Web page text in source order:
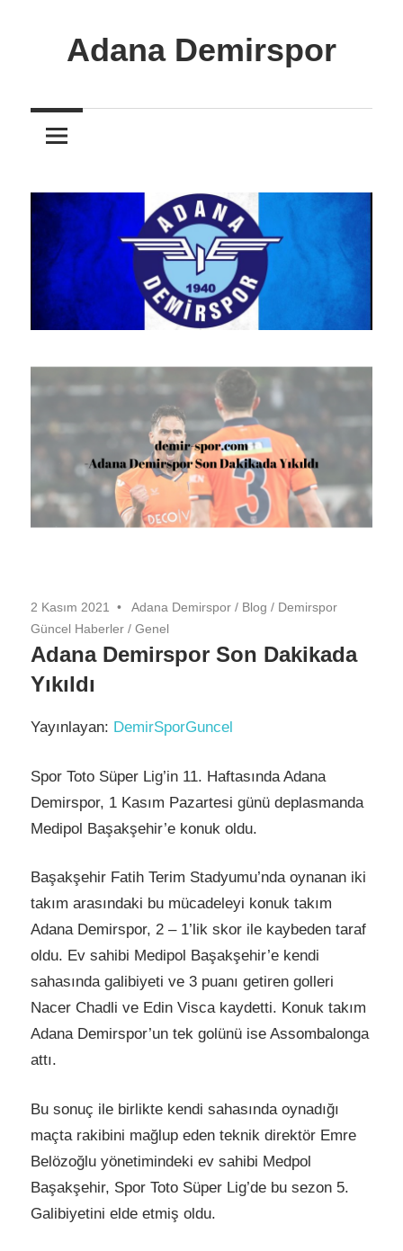
Adana Demirspor
Demirspor
Nereye
Oraya
2 Kasım 2021 Adana Demirspor / Blog / Demirspor
Güncel Haberler / Genel
Adana Demirspor Son Dakikada
Yıkıldı
Yayınlayan: DemirSporGuncel
Spor Toto Süper Lig’in 11. Haftasında Adana
Demirspor, 1 Kasım Pazartesi günü deplasmanda
Medipol Başakşehir’e konuk oldu.
Başakşehir Fatih Terim Stadyumu’nda oynanan iki
takım arasındaki bu mücadeleyi konuk takım
Adana Demirspor, 2 – 1’lik skor ile kaybeden taraf
oldu. Ev sahibi Medipol Başakşehir’e kendi
sahasında galibiyeti ve 3 puanı getiren golleri
Nacer Chadli ve Edin Visca kaydetti. Konuk takım
Adana Demirspor’un tek golünü ise Assombalonga
attı.
Bu sonuç ile birlikte kendi sahasında oynadığı
maçta rakibini mağlup eden teknik direktör Emre
Belözoğlu yönetimindeki ev sahibi Medpol
Başakşehir, Spor Toto Süper Lig’de bu sezon 5.
Galibiyetini elde etmiş oldu.